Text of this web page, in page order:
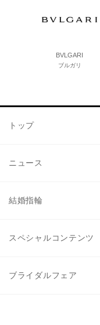
BVLGARI
ブルガリ
トップ
ニュース
結婚指輪
スペシャルコンテンツ
ブライダルフェア